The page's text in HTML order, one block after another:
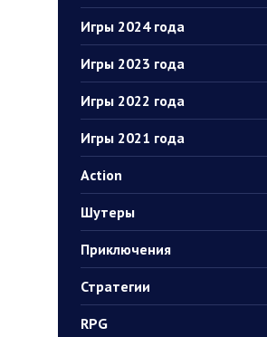
Игры 2024 года
Игры 2023 года
Игры 2022 года
Игры 2021 года
Action
Шутеры
Приключения
Стратегии
RPG